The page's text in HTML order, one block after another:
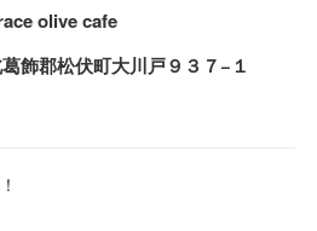
olive cafe
飾郡松伏町大川戸９３７−１